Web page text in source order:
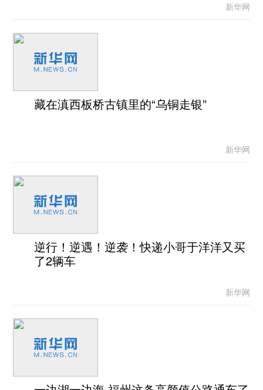
新华网
藏在滇西板桥古镇里的“乌铜走银”
新华网
逆行！逆遇！逆袭！快递小哥于洋洋又买
了2辆车
新华网